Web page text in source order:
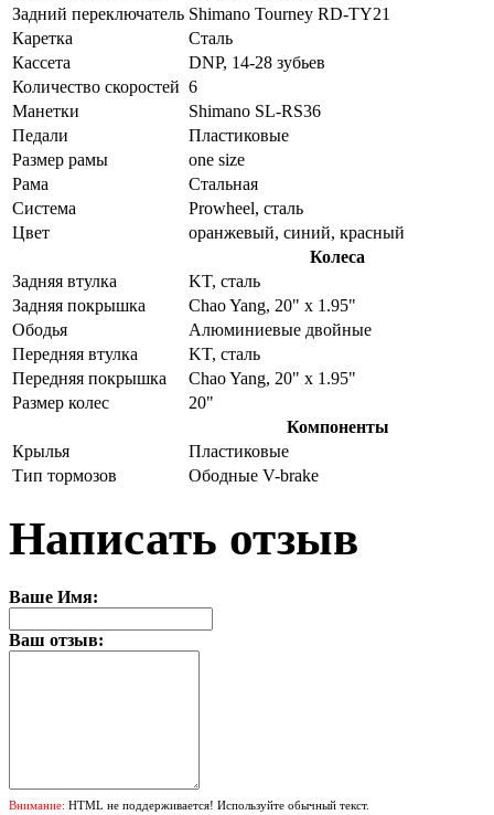
Задний переключатель Shimano Tourney RD-TY21
Каретка
Сталь
Кассета
DNP, 14-28 зубьев
Количество скоростей 6
Манетки
Shimano SL-RS36
Педали
Пластиковые
Размер рамы
one size
Рама
Стальная
Система
Prowheel, сталь
Цвет
оранжевый, синий, красный
Колеса
Задняя втулка
KT, сталь
Задняя покрышка
Chao Yang, 20" x 1.95"
Ободья
Алюминиевые двойные
Передняя втулка
KT, сталь
Передняя покрышка
Chao Yang, 20" x 1.95"
Размер колес
20"
Компоненты
Крылья
Пластиковые
Тип тормозов
Ободные V-brake
Написать отзыв
Ваше Имя:
Ваш отзыв:
Внимание: HTML не поддерживается! Используйте обычный текст.